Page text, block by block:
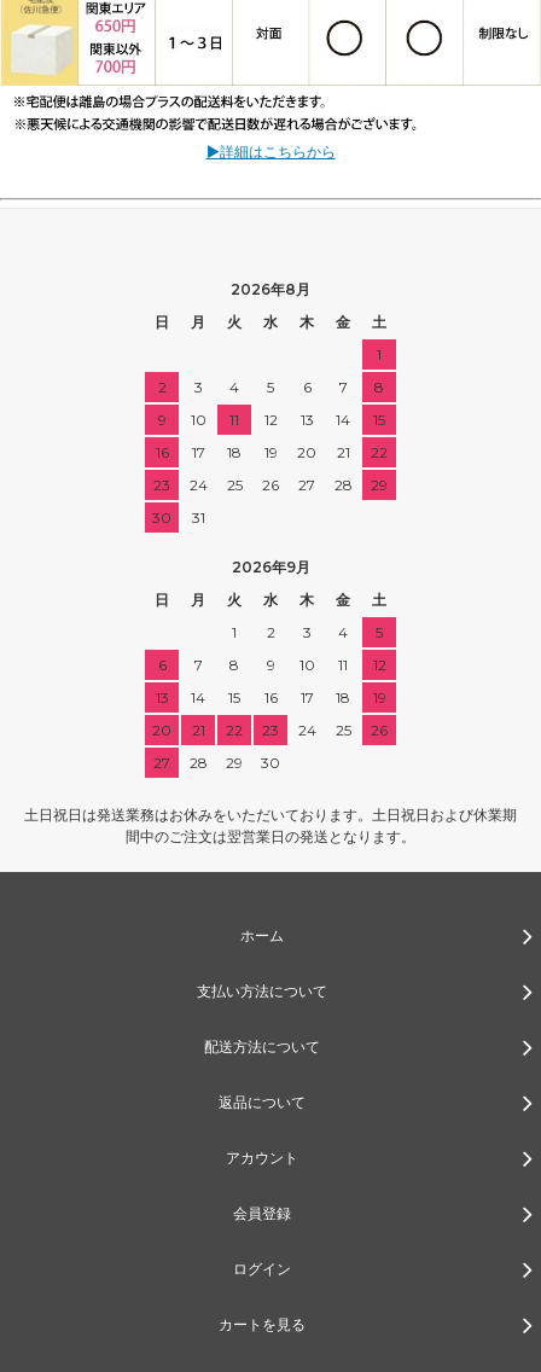
▶詳細はこちらから
2026年8月
日
月 火 水 木 金
土
1
2
3 4 5 6 7
8
9
10 11 12 13 14
15
16
17 18 19 20 21
22
23
24 25 26 27 28
29
30
31
2026年9月
日
月 火 水 木 金
土
1
2 3 4
5
6
7 8 9 10 11
12
13
14 15 16 17 18
19
20
21 22 23 24 25
26
27
28 29 30
土日祝日は発送業務はお休みをいただいております。土日祝日および休業期
間中のご注文は翌営業日の発送となります。
ホーム
支払い方法について
配送方法について
返品について
アカウント
会員登録
ログイン
カートを見る